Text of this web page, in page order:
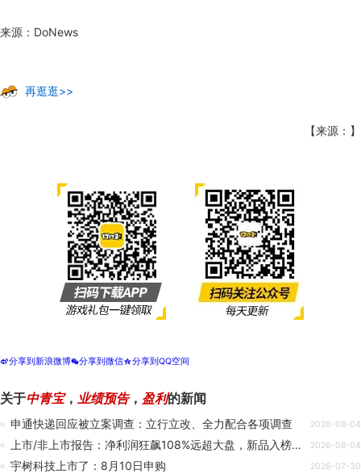
来源：DoNews
再逛逛>>
【来源：】
t分享到新浪微博w分享到微信z分享到QQ空间
关于中青宝， 业绩预告， 盈利的新闻
申通快递回应被立案调查：立行立改、全力配合各项调查 2026-08-04
上市/非上市报告：净利润狂飙108%远超大盘，新品入榜下滑26% 2026-08-04
宇树科技上市了：8月10日申购 2026-07-30